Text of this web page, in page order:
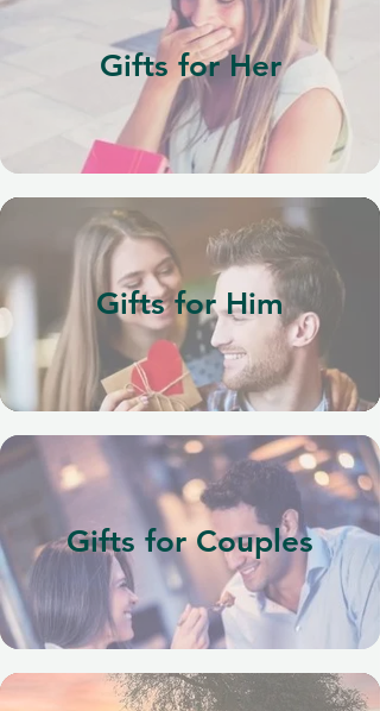
Gifts for Her
Gifts for Him
Gifts for Couples